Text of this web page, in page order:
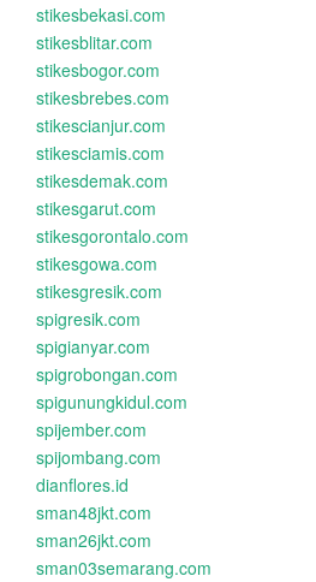
stikesbekasi.com
stikesblitar.com
stikesbogor.com
stikesbrebes.com
stikescianjur.com
stikesciamis.com
stikesdemak.com
stikesgarut.com
stikesgorontalo.com
stikesgowa.com
stikesgresik.com
spigresik.com
spigianyar.com
spigrobongan.com
spigunungkidul.com
spijember.com
spijombang.com
dianflores.id
sman48jkt.com
sman26jkt.com
sman03semarang.com